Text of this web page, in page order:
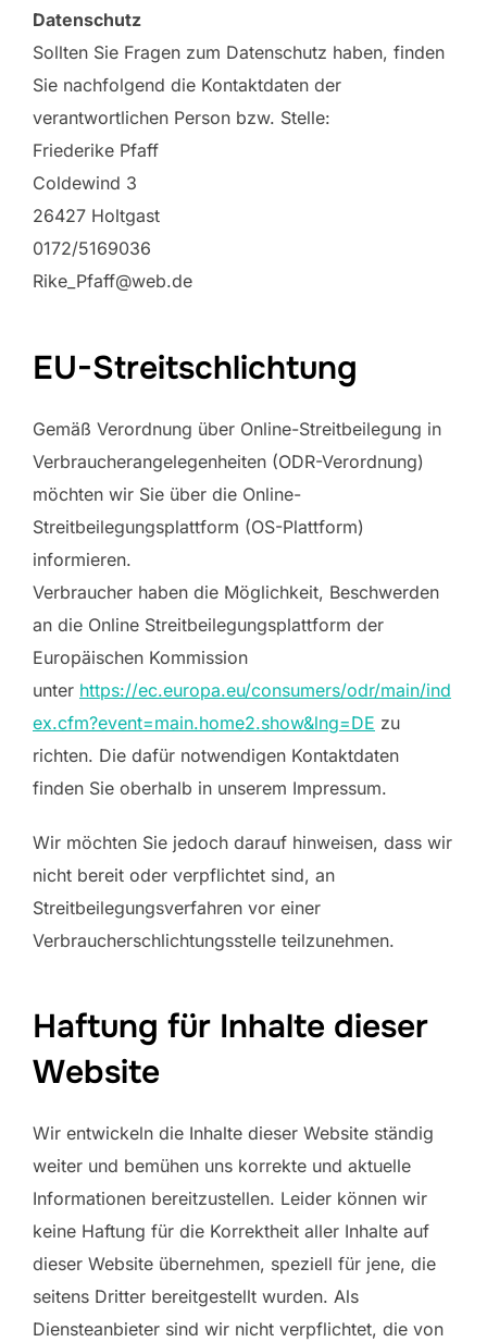
Datenschutz
Sollten Sie Fragen zum Datenschutz haben, finden
Sie nachfolgend die Kontaktdaten der
verantwortlichen Person bzw. Stelle:
Friederike Pfaff
Coldewind 3
26427 Holtgast
0172/5169036
Rike_Pfaff@web.de
EU-Streitschlichtung
Gemäß Verordnung über Online-Streitbeilegung in
Verbraucherangelegenheiten (ODR-Verordnung)
möchten wir Sie über die Online-
Streitbeilegungsplattform (OS-Plattform)
informieren.
Verbraucher haben die Möglichkeit, Beschwerden
an die Online Streitbeilegungsplattform der
Europäischen Kommission
unter https://ec.europa.eu/consumers/odr/main/ind
ex.cfm?event=main.home2.show&lng=DE zu
richten. Die dafür notwendigen Kontaktdaten
finden Sie oberhalb in unserem Impressum.
Wir möchten Sie jedoch darauf hinweisen, dass wir
nicht bereit oder verpflichtet sind, an
Streitbeilegungsverfahren vor einer
Verbraucherschlichtungsstelle teilzunehmen.
Haftung für Inhalte dieser
Website
Wir entwickeln die Inhalte dieser Website ständig
weiter und bemühen uns korrekte und aktuelle
Informationen bereitzustellen. Leider können wir
keine Haftung für die Korrektheit aller Inhalte auf
dieser Website übernehmen, speziell für jene, die
seitens Dritter bereitgestellt wurden. Als
Diensteanbieter sind wir nicht verpflichtet, die von